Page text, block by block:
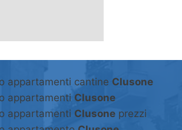
appartamenti cantine Clusone
appartamenti Clusone
appartamenti Clusone prezzi